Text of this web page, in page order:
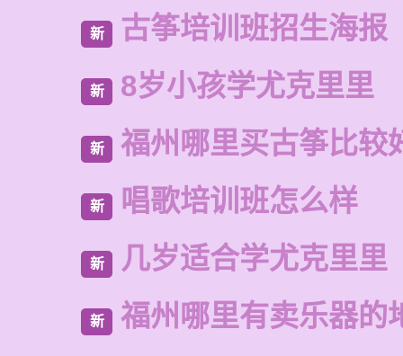
新 古筝培训班招生海报
新 8岁小孩学尤克里里
新 福州哪里买古筝比较
新 唱歌培训班怎么样
新 几岁适合学尤克里里
新 福州哪里有卖乐器的